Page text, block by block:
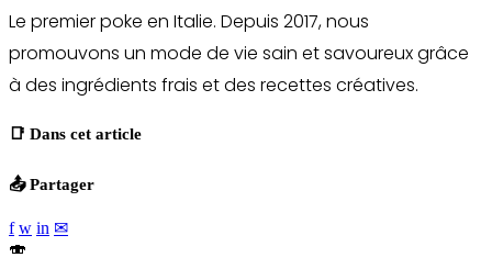
Le premier poke en Italie. Depuis 2017, nous
promouvons un mode de vie sain et savoureux grâce
à des ingrédients frais et des recettes créatives.
📑 Dans cet article
📤 Partager
f w in ✉
🍣